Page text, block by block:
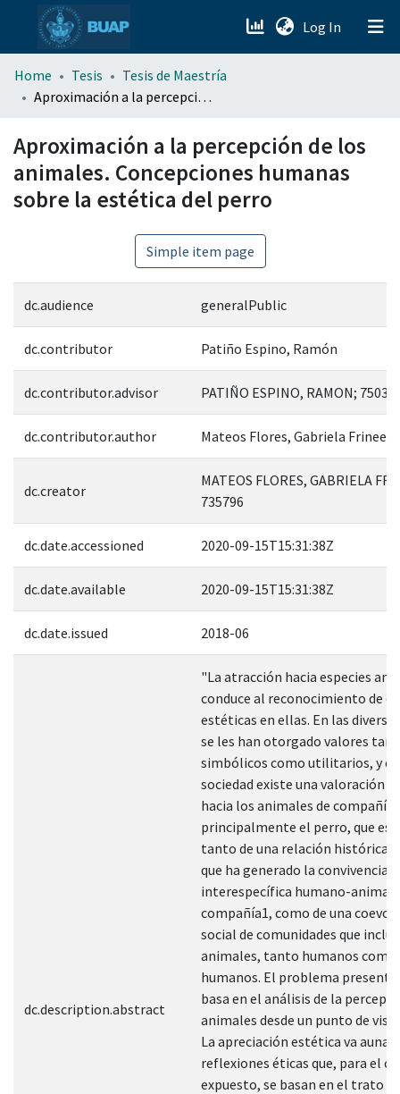
Log In (current)
menu.section.about_menu
Home Tesis
Tesis de Maestría
Aproximación a la percepción de los animales. Concepciones humanas sobre la estética del perro
Aproximación a la percepción de los
animales. Concepciones humanas
sobre la estética del perro
Simple item page
dc.audience generalPublic
dc.contributor Patiño Espino, Ramón
dc.contributor.advisor PATIÑO ESPINO, RAMON; 75033
dc.contributor.author Mateos Flores, Gabriela Frinee
dc.creator
MATEOS FLORES, GABRIELA
735796
dc.date.accessioned 2020-09-15T15:31:38Z
dc.date.available 2020-09-15T15:31:38Z
dc.date.issued 2018-06
dc.description.abstract
"La atracción hacia especies
conduce al reconocimiento de
estéticas en ellas. En las
se les han otorgado valores
simbólicos como utilitarios, y
sociedad existe una valoración
hacia los animales de compañía,
principalmente el perro, que es
tanto de una relación histórica
que ha generado la convivencia
interespecífica humano-animal
compañía1, como de una
social de comunidades que
animales, tanto humanos como
humanos. El problema
basa en el análisis de la
animales desde un punto de
La apreciación estética va
reflexiones éticas que, para el
expuesto, se basan en el trato